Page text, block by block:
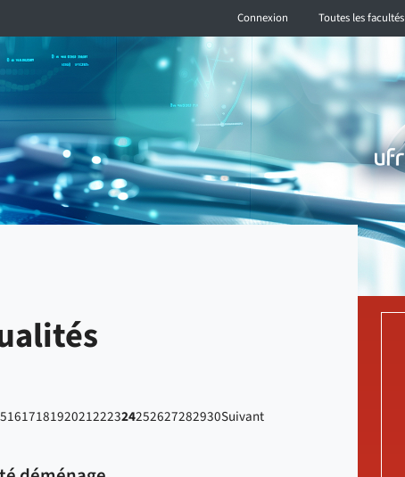
Connexion Toutes les facultés
161718192021222324252627282930Suivant